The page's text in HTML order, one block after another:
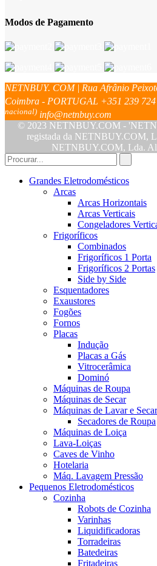
Modos de Pagamento
NETNBUY. COM | Rua Afrânio
Coimbra - PORTUGAL +351 239
nacional) info@netnbuy.com
© 2023 NETNBUY.COM -
registada da NETNBUY.COM,
NETNBUY.COM, Lda.
Grandes Eletrodomésticos
Arcas
Arcas Horizontais
Arcas Verticais
Congeladores
Frigoríficos
Combinados
Frigoríficos 1 Porta
Frigoríficos 2 Portas
Side by Side
Esquentadores
Exaustores
Fogões
Fornos
Placas
Indução
Placas a Gás
Vitrocerâmica
Dominó
Máquinas de Roupa
Máquinas de Secar
Máquinas de Lavar e Secar
Secadores de Roupa
Máquinas de Loiça
Lava-Loiças
Caves de Vinho
Hotelaria
Máq. Lavagem Pressão
Pequenos Eletrodomésticos
Cozinha
Robots de Cozinha
Varinhas
Liquidificadoras
Torradeiras
Batedeiras
Fritadeiras